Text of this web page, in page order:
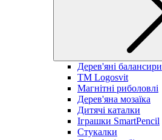
Дерев'яні балансири
TM Logosvit
Магнітні риболовлі
Дерев'яна мозаїка
Дитячі каталки
Іграшки SmartPencil
Стукалки